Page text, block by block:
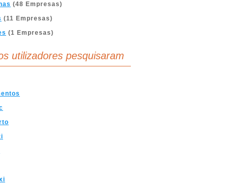
(48 Empresas)
(11 Empresas)
(1 Empresas)
utilizadores pesquisaram